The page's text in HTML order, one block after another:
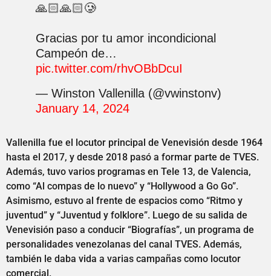
🙏🏻🙏🏻🥲
Gracias por tu amor incondicional
Campeón de…
pic.twitter.com/rhvOBbDcuI
— Winston Vallenilla (@vwinstonv)
January 14, 2024
Vallenilla fue el locutor principal de Venevisión desde 1964
hasta el 2017, y desde 2018 pasó a formar parte de TVES.
Además, tuvo varios programas en Tele 13, de Valencia,
como “Al compas de lo nuevo” y “Hollywood a Go Go”.
Asimismo, estuvo al frente de espacios como “Ritmo y
juventud” y “Juventud y folklore”. Luego de su salida de
Venevisión paso a conducir “Biografías”, un programa de
personalidades venezolanas del canal TVES. Además,
también le daba vida a varias campañas como locutor
comercial.